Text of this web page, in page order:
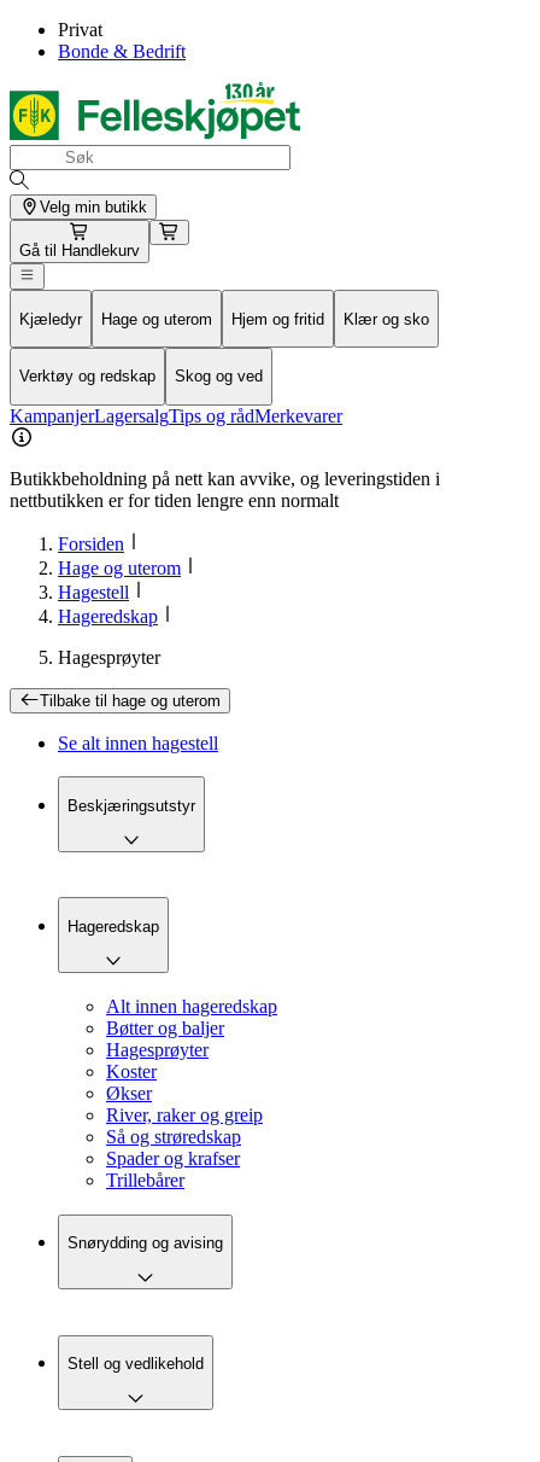
Privat
Bonde & Bedrift
Velg min butikk
Gå til Handlekurv
Kjæledyr Hage og uterom Hjem og fritid Klær og sko
Verktøy og redskap Skog og ved
KampanjerLagersalgTips og rådMerkevarer
Butikkbeholdning på nett kan avvike, og leveringstiden i
nettbutikken er for tiden lengre enn normalt
Forsiden
Hage og uterom
Hagestell
Hageredskap
Hagesprøyter
Tilbake til hage og uterom
Se alt innen hagestell
Beskjæringsutstyr
Hageredskap
Alt innen hageredskap
Bøtter og baljer
Hagesprøyter
Koster
Økser
River, raker og greip
Så og strøredskap
Spader og krafser
Trillebårer
Snørydding og avising
Stell og vedlikehold